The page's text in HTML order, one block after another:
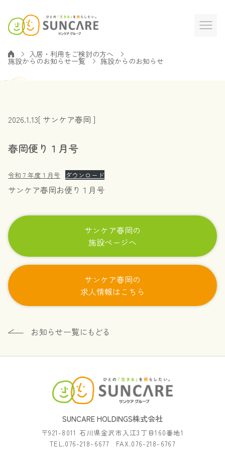
入居・利用をご検討の方へ
施設からのお知らせ一覧 施設からのお知らせ
2026.1.13[ サンケア春岡 ]
春岡便り１月号
令和７年度１月号 ダウンロード
サンケア春岡お便り１月号
サンケア春岡の
施設ページへ
サンケア春岡の
求人情報はこちら
SUNCARE HOLDINGS株式会社
〒921-8011 石川県金沢市入江3丁目160番地1
TEL.076-218-6677 FAX.076-218-6767